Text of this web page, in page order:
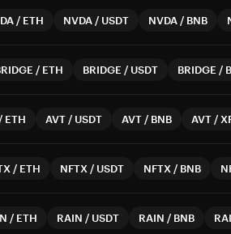
/ ETH NVDA / USDT NVDA / BNB
/ ETH BRIDGE / USDT BRIDGE /
/ ETH AVT / USDT AVT / BNB AVT /
/ ETH NFTX / USDT NFTX / BNB
/ ETH RAIN / USDT RAIN / BNB